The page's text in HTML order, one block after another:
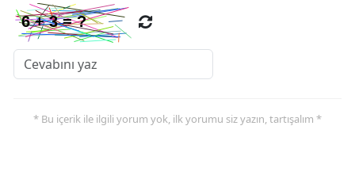
Niğde
* Bu içerik ile ilgili yorum yok, ilk yorumu siz yazın, tartışalım *